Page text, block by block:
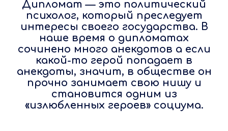
Дипломат — это политический
психолог, который преследует
интересы своего государства. В
наше время о дипломатах
сочинено много анекдотов а если
какой-то герой попадает в
анекдоты, значит, в обществе он
прочно занимает свою нишу и
становится одним из
«излюбленных героев» социума.